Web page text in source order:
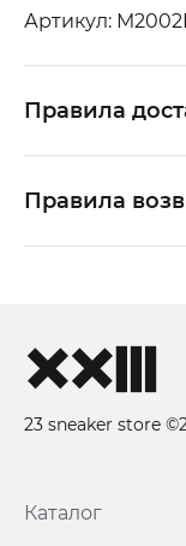
Артикул:
Правила
Правила
23 sneaker store
Каталог